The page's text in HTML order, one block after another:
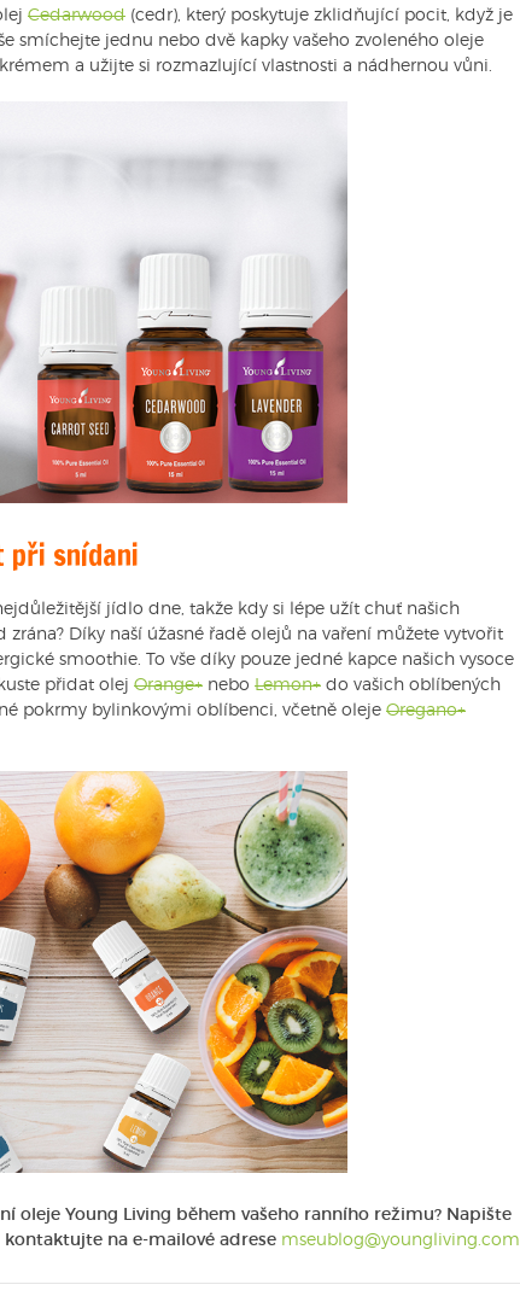
Cedarwood (cedr), který poskytuje zklidňující pocit, když je
smíchejte jednu nebo dvě kapky vašeho zvoleného oleje
a užijte si rozmazlující vlastnosti a nádhernou vůni.
snídani
jídlo dne, takže kdy si lépe užít chuť našich
Díky naší úžasné řadě olejů na vaření můžete vytvořit
smoothie. To vše díky pouze jedné kapce našich vysoce
přidat olej Orange+ nebo Lemon+ do vašich oblíbených
pokrmy bylinkovými oblíbenci, včetně oleje Oregano+
oleje Young Living během vašeho ranního režimu? Napište
na e-mailové adrese mseublog@youngliving.com